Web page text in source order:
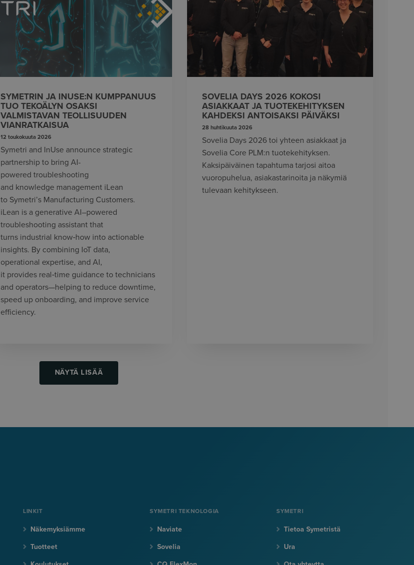
SYMETRIN JA INUSE:N KUMPPANUUS
TUO TEKOÄLYN OSAKSI
VALMISTAVAN TEOLLISUUDEN
VIANRATKAISUA
12 toukokuuta 2026
Symetri and InUse announce strategic
partnership to bring AI-
powered troubleshooting
and knowledge management iLean
to Symetri’s Manufacturing Customers.
iLean is a generative AI–powered
troubleshooting assistant that
turns industrial know‑how into actionable
insights. By combining IoT data,
operational expertise, and AI,
it provides real‑time guidance to technicians
and operators—helping to reduce downtime,
speed up onboarding, and improve service
efficiency.
SOVELIA DAYS 2026 KOKOSI
ASIAKKAAT JA TUOTEKEHITYKSEN
KAHDEKSI ANTOISAKSI PÄIVÄKSI
28 huhtikuuta 2026
Sovelia Days 2026 toi yhteen asiakkaat ja
Sovelia Core PLM:n tuotekehityksen.
Kaksipäiväinen tapahtuma tarjosi aitoa
vuoropuhelua, asiakastarinoita ja näkymiä
tulevaan kehitykseen.
NÄYTÄ LISÄÄ
LINKIT
Näkemyksiämme
Tuotteet
SYMETRI TEKNOLOGIA
Naviate
Sovelia
SYMETRI
Tietoa Symetristä
Ura